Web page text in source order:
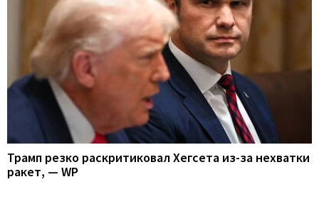
Трамп резко раскритиковал Хегсета из-за нехватки
ракет, — WP